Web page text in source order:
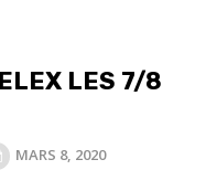
LES 7/8
MARS 8, 2020